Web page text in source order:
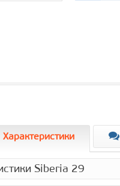
Характеристики
Siberia 29